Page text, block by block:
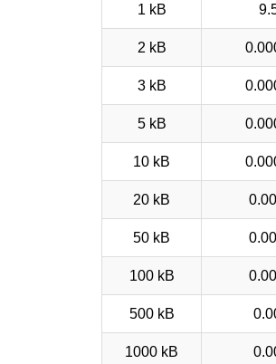
1 kB
2 kB
3 kB
5 kB
10 kB
20 kB
50 kB
100 kB
500 kB
1000 kB